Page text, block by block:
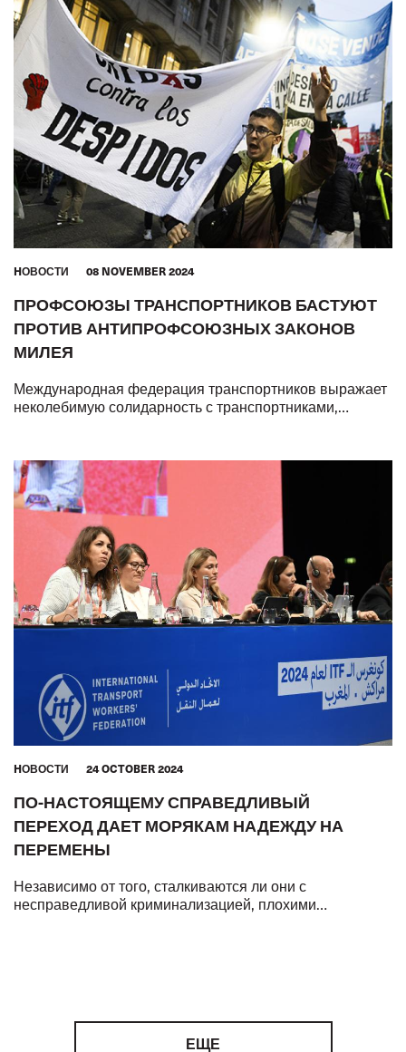
HОВОСТИ 08 NOVEMBER 2024
ПРОФСОЮЗЫ ТРАНСПОРТНИКОВ БАСТУЮТ
ПРОТИВ АНТИПРОФСОЮЗНЫХ ЗАКОНОВ
МИЛЕЯ
Международная федерация транспортников выражает
неколебимую солидарность с транспортниками,
HОВОСТИ 24 OCTOBER 2024
ПО-НАСТОЯЩЕМУ СПРАВЕДЛИВЫЙ
ПЕРЕХОД ДАЕТ МОРЯКАМ НАДЕЖДУ НА
ПЕРЕМЕНЫ
Независимо от того, сталкиваются ли они с
несправедливой криминализацией, плохими
ЕЩЕ